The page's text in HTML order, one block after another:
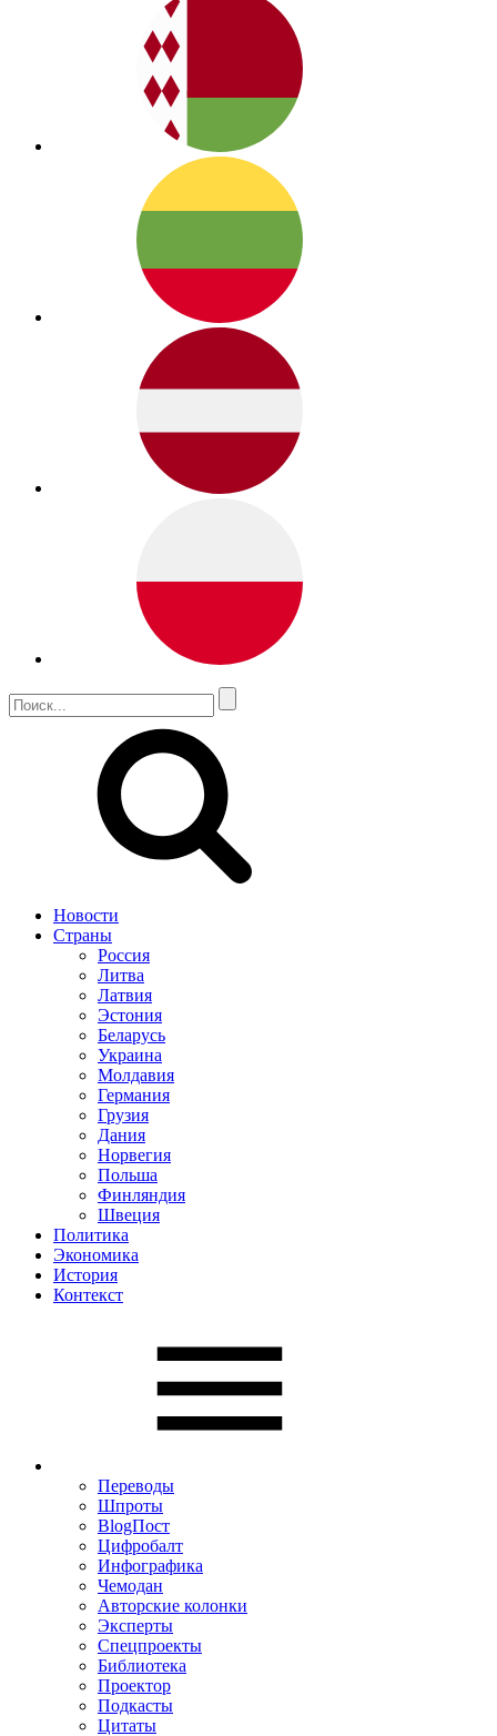
Новости
Страны
Россия
Литва
Латвия
Эстония
Беларусь
Украина
Молдавия
Германия
Грузия
Дания
Норвегия
Польша
Финляндия
Швеция
Политика
Экономика
История
Контекст
Переводы
Шпроты
BlogПост
Цифробалт
Инфографика
Чемодан
Авторские колонки
Эксперты
Спецпроекты
Библиотека
Проектор
Подкасты
Цитаты